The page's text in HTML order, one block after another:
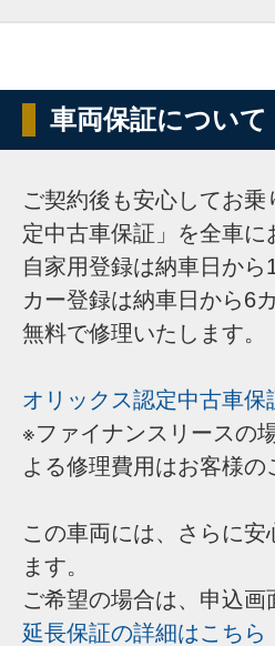
車両保証について
ご契約後も安心してお
定中古車保証」を全車に
自家用登録は納車日か
カー登録は納車日から6
無料で修理いたします。
オリックス認定中古車保
※ファイナンスリースの
よる修理費用はお客様の
この車両には、さらに
ます。
ご希望の場合は、申込
延長保証の詳細はこちら